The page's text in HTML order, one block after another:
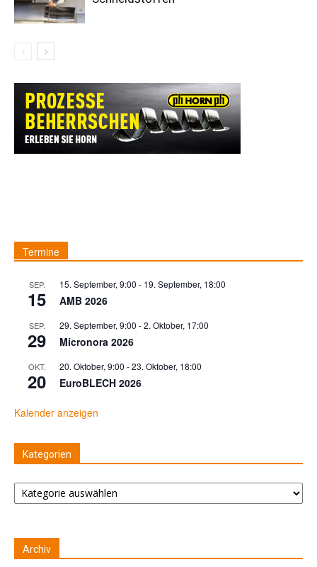
Termine
SEP.
15
15. September, 9:00 - 19. September, 18:00
AMB 2026
SEP.
29
29. September, 9:00 -2. Oktober, 17:00
Micronora 2026
OKT.
20
20. Oktober, 9:00 -23. Oktober, 18:00
EuroBLECH 2026
Kalender anzeigen
Kategorien
Kategorien
Archiv